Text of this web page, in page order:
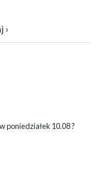
›
poniedziałek 10.08?